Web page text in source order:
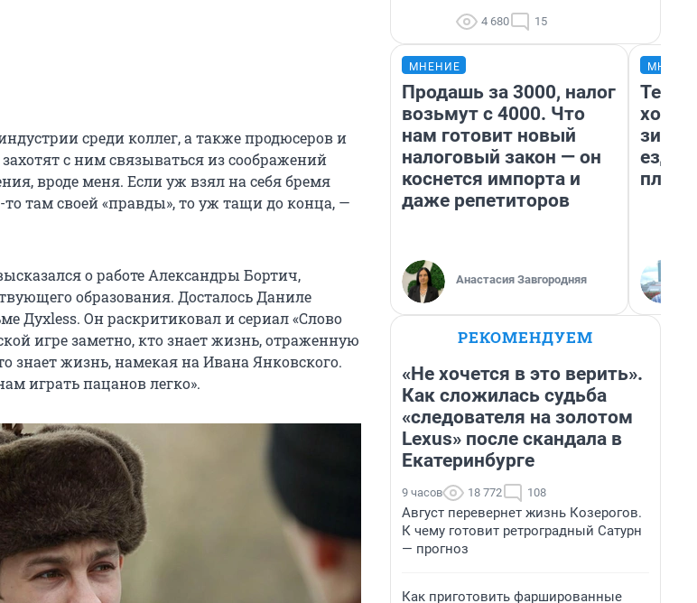
среди коллег, а также продюсеров и
с ним связываться из соображений
вроде меня. Если уж взял на себя бремя
там своей «правды», то уж тащи до конца, —
о работе Александры Бортич,
образования. Досталось Даниле
Духless. Он раскритиковал и сериал «Слово
игре заметно, кто знает жизнь, отраженную
знает жизнь, намекая на Ивана Янковского.
играть пацанов легко».
4 680 15
МНЕНИЕ
Продашь за 3000, налог
возьмут с 4000. Что
нам готовит новый
налоговый закон — он
коснется импорта и
даже репетиторов
Анастасия Завгородняя
ездит
РЕКОМЕНДУЕМ
«Не хочется в это верить».
Как сложилась судьба
«следователя на золотом
Lexus» после скандала в
Екатеринбурге
9 часов 18 772 108
Август перевернет жизнь Козерогов.
К чему готовит ретроградный Сатурн
— прогноз
Как приготовить фаршированные